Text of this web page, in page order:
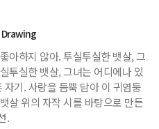
Drawing
아하지 않아. 투실투실한 뱃살, 그
투실한 뱃살, 그녀는 어디에나 있
기. 사랑을 듬뿍 담아 이 귀염둥
살 위의 자작 시를 바탕으로 만든
.